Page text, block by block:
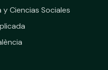
Ciencias Sociales